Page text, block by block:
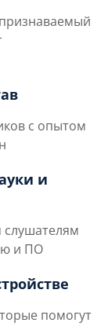
с опытом
и
слушателям
и ПО
помогут